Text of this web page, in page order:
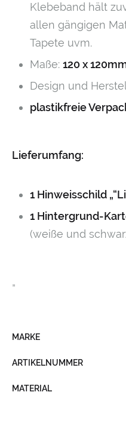
Klebeband hält
allen gängigen
Tapete uvm.
Maße: 120 x
Design und
plastikfreie
Lieferumfang:
1 Hinweisschild
1 Hintergrund-
(weiße und
„
MARKE
ARTIKELNUMMER
MATERIAL